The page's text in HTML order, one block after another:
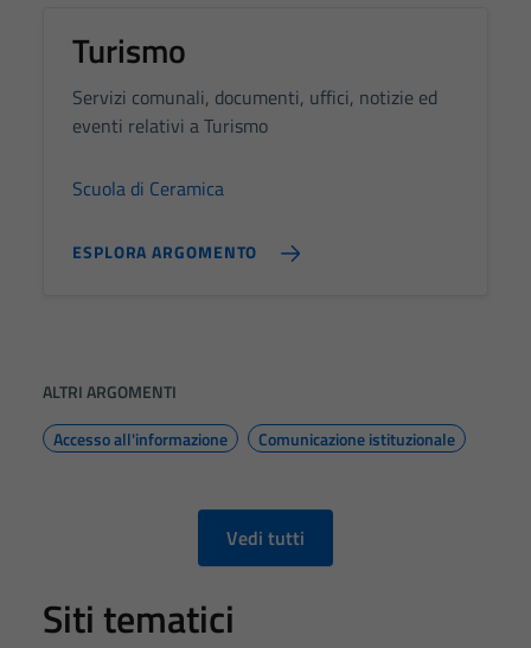
Turismo
Servizi comunali, documenti, uffici, notizie ed
eventi relativi a Turismo
Scuola di Ceramica
ESPLORA ARGOMENTO
ALTRI ARGOMENTI
Accesso all'informazione
Comunicazione istituzionale
Vedi tutti
Siti tematici